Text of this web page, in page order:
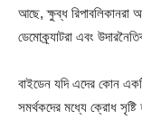
আছে, ক্ষুব্ধ
ডেমোক্র্যাটরা এবং
বাইডেন যদি এদের কোন
সমর্থকদের মধ্যে ক্রোধ সৃষ্টি